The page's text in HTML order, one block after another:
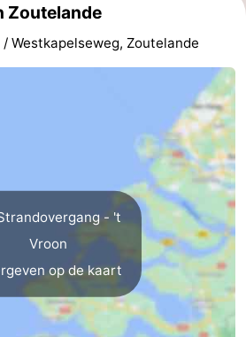
Zoutelande
Westkapelseweg, Zoutelande
- 't
Vroon
op de kaart